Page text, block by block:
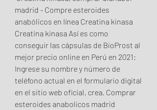
madrid - Compre esteroides
anabólicos en línea Creatina kinasa
Creatina kinasa Así es como
conseguir las cápsulas de BioProst al
mejor precio online en Perú en 2021:
Ingrese su nombre y número de
teléfono actual en el formulario digital
en el sitio web oficial, crea. Comprar
esteroides anabolicos madrid